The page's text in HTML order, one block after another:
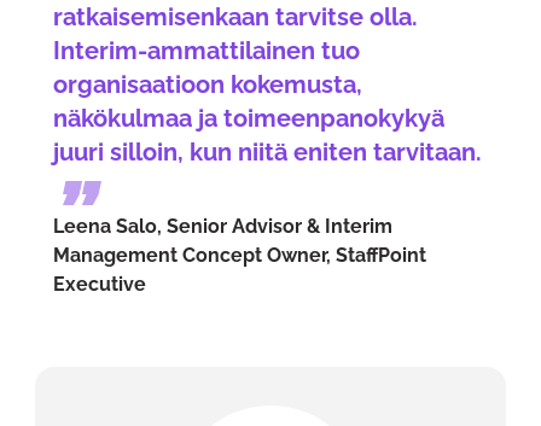
ratkaisemisenkaan tarvitse olla.
Interim-ammattilainen tuo
organisaatioon kokemusta,
näkökulmaa ja toimeenpanokykyä
juuri silloin, kun niitä eniten tarvitaan.
Leena Salo, Senior Advisor & Interim
Management Concept Owner, StaffPoint
Executive